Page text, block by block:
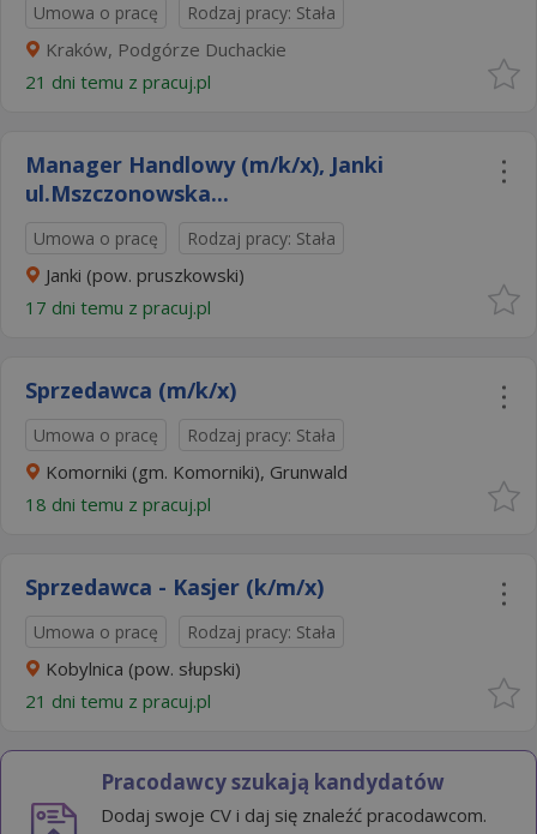
Umowa o pracę Rodzaj pracy: Stała
Kraków, Podgórze Duchackie
21 dni temu z pracuj.pl
Manager Handlowy (m/k/x)​, Janki
ul.Mszczonowska...
Umowa o pracę Rodzaj pracy: Stała
Janki (pow. pruszkowski)
17 dni temu z pracuj.pl
Sprzedawca (m/k/x)
Umowa o pracę Rodzaj pracy: Stała
Komorniki (gm. Komorniki), Grunwald
18 dni temu z pracuj.pl
Sprzedawca - Kasjer (k/m/x)
Umowa o pracę Rodzaj pracy: Stała
Kobylnica (pow. słupski)
21 dni temu z pracuj.pl
Pracodawcy szukają kandydatów
Dodaj swoje CV i daj się znaleźć pracodawcom.